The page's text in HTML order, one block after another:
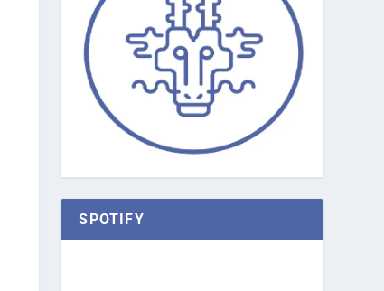
SPOTIFY